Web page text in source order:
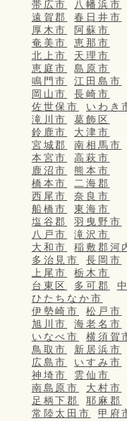
帯広市
八幡浜市
遠賀郡
春日井市
厚木市
阿蘇市
奄美市
恵那市
北上市
天理市
恵庭市
島原市
鳴門市
江田島市
岡山市
長崎市
佐世保市
いわき
滝川市
葛飾区
鈴鹿市
大津市
宮城郡
南相馬市
本宮市
高萩市
鹿沼市
熊本市
橋本市
二海郡
西尾市
奈良市
船橋市
東海市
塩谷郡
羽曳野市
八戸市
滝沢市
大和市
稲敷郡河
多治見市
長岡市
上尾市
栃木市
台東区
多可郡
ひたちなか市
伊勢崎市
松戸市
旭川市
海老名市
いなべ市
横須賀
鳥取市
新居浜市
広島市
いすみ市
神埼市
雲仙市
南島原市
大村市
足柄下郡
耶麻郡
常陸太田市
甲府